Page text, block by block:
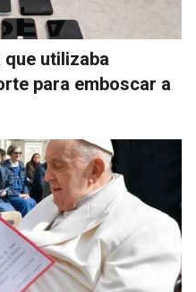
que utilizaba
para emboscar a